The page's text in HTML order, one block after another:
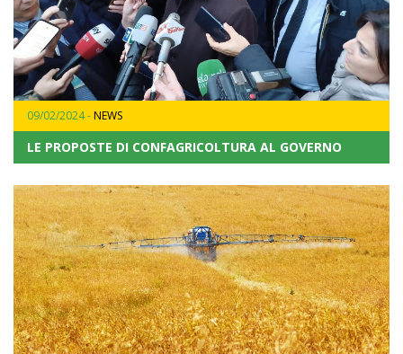
09/02/2024 -NEWS
LE PROPOSTE DI CONFAGRICOLTURA AL GOVERNO